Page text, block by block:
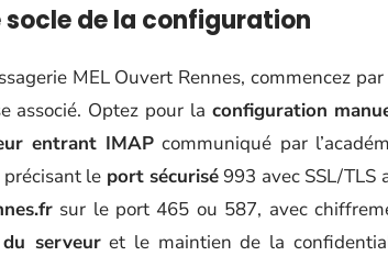
socle de la configuration
MEL Ouvert Rennes, commencez
associé. Optez pour la configuration
entrant IMAP communiqué par
précisant le port sécurisé993 avec SSL/TLS
sur le port 465 ou 587, avec
serveuret le maintien de la